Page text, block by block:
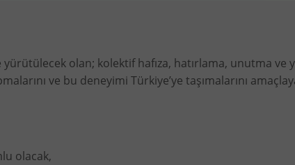
olan; kolektif hafıza, hatırlama, unutma ve
ve bu deneyimi Türkiye’ye taşımalarını
olacak,